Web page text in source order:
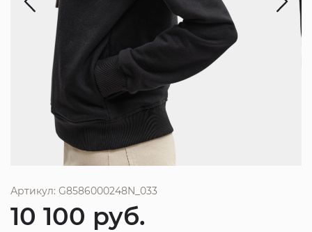
Артикул: G8586000248N_033
10 100 руб.